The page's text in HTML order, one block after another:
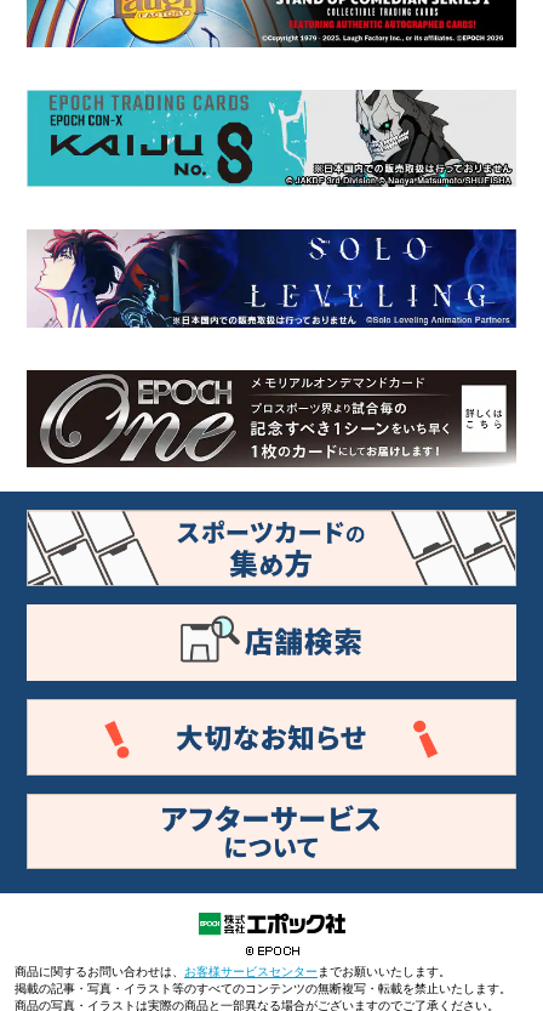
商品に関するお問い合わせは、 お客様サービスセンター までお願いいたします。
掲載の記事・写真・イラスト等のすべてのコンテンツの無断複写・転載を禁止いたします。
商品の写真・イラストは実際の商品と一部異なる場合がございますのでご了承ください。